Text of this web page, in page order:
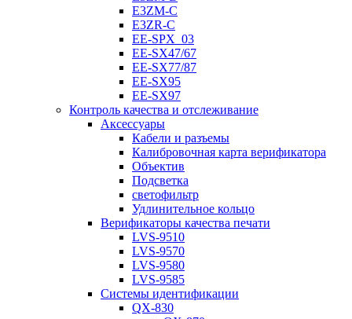
E3ZM-C
E3ZR-C
EE-SPX_03
EE-SX47/67
EE-SX77/87
EE-SX95
EE-SX97
Контроль качества и отслеживание
Аксессуары
Кабели и разъемы
Калибровочная карта верификатора
Объектив
Подсветка
светофильтр
Удлинительное кольцо
Верификаторы качества печати
LVS-9510
LVS-9570
LVS-9580
LVS-9585
Системы идентификации
QX-830